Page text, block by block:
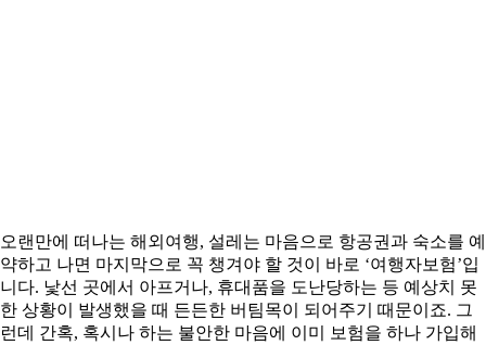
오랜만에 떠나는 해외여행, 설레는 마음으로 항공권과 숙소를 예
약하고 나면 마지막으로 꼭 챙겨야 할 것이 바로 ‘여행자보험’입
니다. 낯선 곳에서 아프거나, 휴대품을 도난당하는 등 예상치 못
한 상황이 발생했을 때 든든한 버팀목이 되어주기 때문이죠. 그
런데 간혹, 혹시나 하는 불안한 마음에 이미 보험을 하나 가입해